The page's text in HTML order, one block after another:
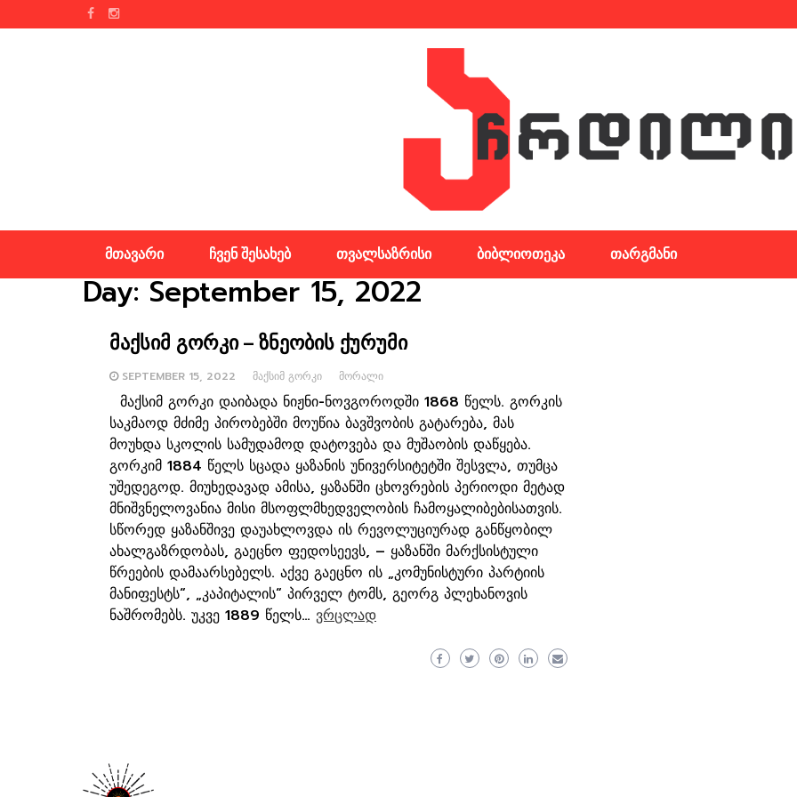
to
მთავარი ჩვენ შესახებ თვალსაზრისი ბიბლიოთეკა თარგმანი
Day:September 15, 2022
მაქსიმ გორკი – ზნეობის ქურუმი
SEPTEMBER 15, 2022 ᲛᲐᲥᲡᲘᲛ ᲒᲝᲠᲙᲘ ᲛᲝᲠᲐᲚᲘ
მაქსიმ გორკი დაიბადა ნიჟნი-ნოვგოროდში 1868 წელს. გორკის
საკმაოდ მძიმე პირობებში მოუწია ბავშვობის გატარება, მას
მოუხდა სკოლის სამუდამოდ დატოვება და მუშაობის დაწყება.
გორკიმ 1884 წელს სცადა ყაზანის უნივერსიტეტში შესვლა, თუმცა
უშედეგოდ. მიუხედავად ამისა, ყაზანში ცხოვრების პერიოდი მეტად
მნიშვნელოვანია მისი მსოფლმხედველობის ჩამოყალიბებისათვის.
სწორედ ყაზანშივე დაუახლოვდა ის რევოლუციურად განწყობილ
ახალგაზრდობას, გაეცნო ფედოსეევს, – ყაზანში მარქსისტული
წრეების დამაარსებელს. აქვე გაეცნო ის „კომუნისტური პარტიის
მანიფესტს“, „კაპიტალის“ პირველ ტომს, გეორგ პლეხანოვის
ნაშრომებს. უკვე 1889 წელს… ვრცლად